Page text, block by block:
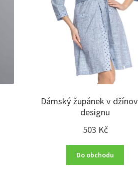
Dámský župánek v
designu
503 Kč
Do obchodu